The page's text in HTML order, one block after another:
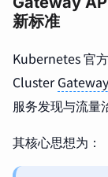
新标准
Kubernetes 官
Cluster
服务发现与流量
其核心思想为：